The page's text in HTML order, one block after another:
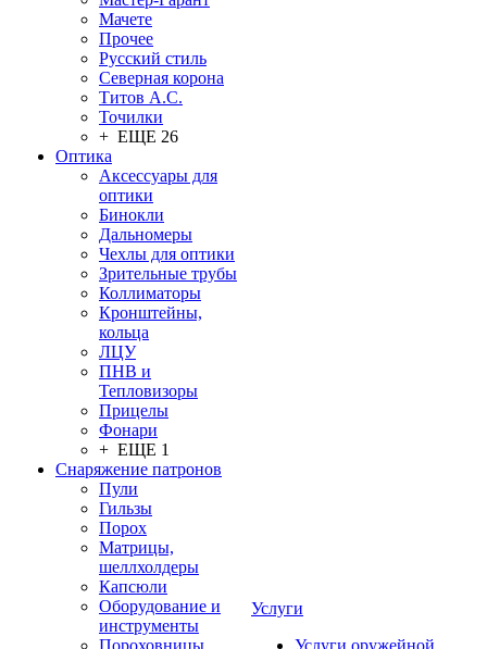
Мачете
Прочее
Русский стиль
Северная корона
Титов А.С.
Точилки
+ ЕЩЕ 26
Оптика
Аксессуары для
оптики
Бинокли
Дальномеры
Чехлы для оптики
Зрительные трубы
Коллиматоры
Кронштейны,
кольца
ЛЦУ
ПНВ и
Тепловизоры
Прицелы
Фонари
+ ЕЩЕ 1
Снаряжение патронов
Пули
Гильзы
Порох
Матрицы,
шеллхолдеры
Капсюли
Оборудование и
инструменты
Пороховницы
Услуги
Услуги оружейной